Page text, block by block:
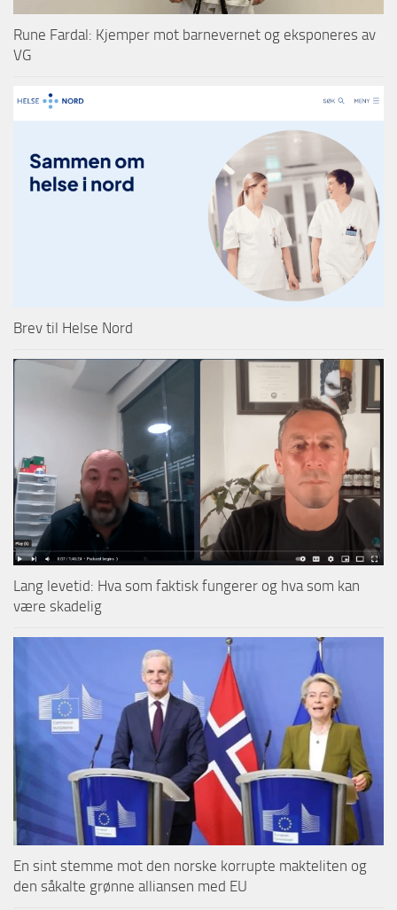
Rune Fardal: Kjemper mot barnevernet og eksponeres av
VG
Brev til Helse Nord
Lang levetid: Hva som faktisk fungerer og hva som kan
være skadelig
En sint stemme mot den norske korrupte makteliten og
den såkalte grønne alliansen med EU